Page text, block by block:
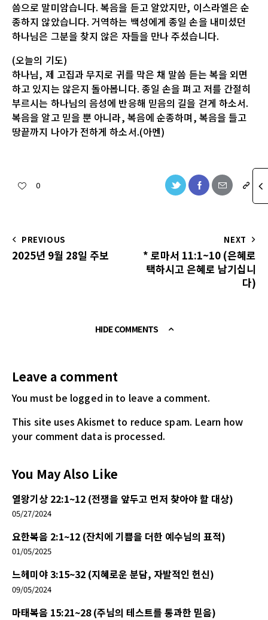
씀으로 말미암습니다. 복음을 듣고 알았지만, 이스라엘은 순
종하지 않았습니다. 거역하는 백성에게 종일 손을 내미셨던
하나님은 그분을 찾지 않은 자들을 만나 주셨습니다.
(오늘의 기도)
하나님, 제 고집과 무지로 귀를 막은 채 말씀 듣는 복을 외면
하고 있지는 않은지 돌아봅니다. 종일 손을 펴고 저를 간절히
부르시는 하나님의 음성에 반응해 믿음의 길을 걷게 하소서.
복음을 알고 믿을 뿐 아니라, 복음에 순종하며, 복음을 들고
땅끝까지 나아가 전하게 하소서.(아멘)
0
PREVIOUS
2025년 9월 28일 주보
NEXT
* 로마서 11:1~10 (은혜로
택하시고 은혜로 남기십니
다)
HIDE COMMENTS
Leave a comment
You must be logged in to leave a comment.
This site uses Akismet to reduce spam. Learn how
your comment data is processed.
You May Also Like
열왕기상 22:1~12 (전쟁을 앞두고 먼저 찾아야 할 대상)
05/27/2024
요한복음 2:1~12 (잔치에 기쁨을 더한 예수님의 표적)
01/05/2025
느헤미야 3:15~32 (지혜로운 분담, 자발적인 헌신)
09/05/2024
마태복음 15:21~28 (주님의 테스트를 통과한 믿음)